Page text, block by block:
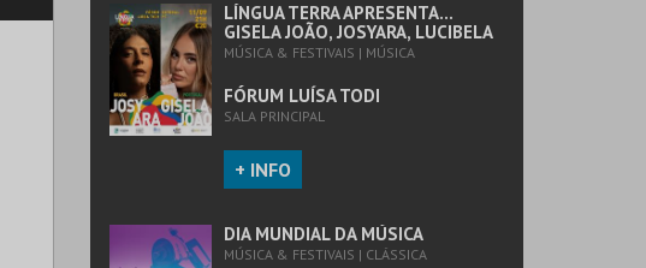
LÍNGUA TERRA APRESENTA…
GISELA JOÃO, JOSYARA, LUCIBELA
MÚSICA & FESTIVAIS | MÚSICA
FÓRUM LUÍSA TODI
SALA PRINCIPAL
+ INFO
DIA MUNDIAL DA MÚSICA
MÚSICA & FESTIVAIS | CLÁSSICA